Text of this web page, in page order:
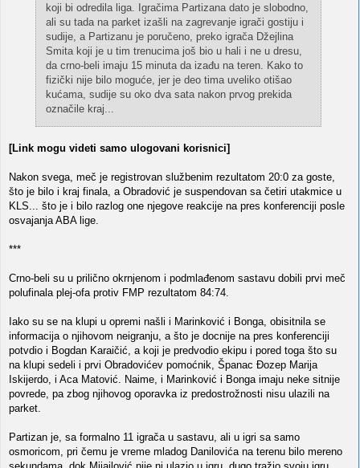
koji bi odredila liga. Igračima Partizana dato je slobodno,
ali su tada na parket izašli na zagrevanje igrači gostiju i
sudije, a Partizanu je poručeno, preko igrača Džejlina
Smita koji je u tim trenucima još bio u hali i ne u dresu,
da crno-beli imaju 15 minuta da izađu na teren. Kako to
fizički nije bilo moguće, jer je deo tima uveliko otišao
kućama, sudije su oko dva sata nakon prvog prekida
označile kraj...
[Link mogu videti samo ulogovani korisnici]
Nakon svega, meč je registrovan službenim rezultatom 20:0 za goste,
što je bilo i kraj finala, a Obradović je suspendovan sa četiri utakmice u
KLS... što je i bilo razlog one njegove reakcije na pres konferenciji posle
osvajanja ABA lige.
***
Crno-beli su u prilično okrnjenom i podmlađenom sastavu dobili prvi meč
polufinala plej-ofa protiv FMP rezultatom 84:74.
Iako su se na klupi u opremi našli i Marinković i Bonga, obisitnila se
informacija o njihovom neigranju, a što je docnije na pres konferenciji
potvdio i Bogdan Karaičić, a koji je predvodio ekipu i pored toga što su
na klupi sedeli i prvi Obradovićev pomoćnik, Španac Đozep Marija
Iskijerdo, i Aca Matović. Naime, i Marinković i Bonga imaju neke sitnije
povrede, pa zbog njihovog oporavka iz predostrožnosti nisu ulazili na
parket.
Partizan je, sa formalno 11 igrača u sastavu, ali u igri sa samo
osmoricom, pri čemu je vreme mladog Danilovića na terenu bilo mereno